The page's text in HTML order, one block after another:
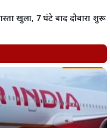
खुला, 7 घंटे बाद दोबारा शुरू